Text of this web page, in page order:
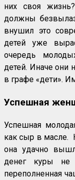
них своя
должны
внушил это
детей уже
очередь
детей. Иначе они
в графе «дети».
Успешная
Успешная
как сыр в масле.
она удачно
денег куры
переполненная